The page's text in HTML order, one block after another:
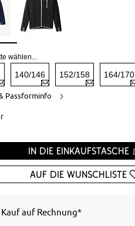
wählen...
140/146 152/158 164/170
Passforminfo
In die Einkaufstasche
Auf die Wunschliste
Kauf auf Rechnung*